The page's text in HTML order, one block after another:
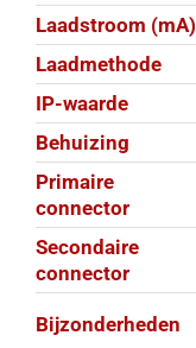
Laadstroom (mA)
Laadmethode
IP-waarde
Behuizing
Primaire
connector
Secondaire
connector
Bijzonderheden